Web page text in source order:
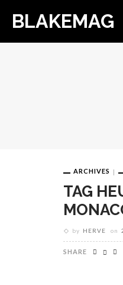
BLAKEMAG
ARCHIVES
TAG
by HERVE on
SHARE